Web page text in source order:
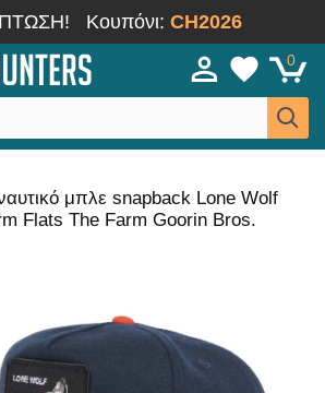
Κουπόνι: CH2026
0
μπλε snapback Lone Wolf
Flats The Farm Goorin Bros.